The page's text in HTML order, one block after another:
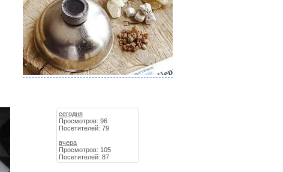
сегодня
Просмотров: 96
Посетителей: 79
вчера
Просмотров: 105
Посетителей: 87